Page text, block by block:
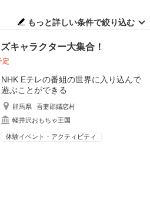
もっと詳しい条件で絞り込む
キャラクター大集合！
定
NHK Eテレの番組の世界に入り込んで
遊ぶことができる
群馬県
吾妻郡嬬恋村
軽井沢おもちゃ王国
体験イベント・アクティビティ